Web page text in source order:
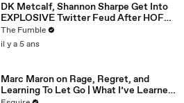
DK Metcalf, Shannon Sharpe Get Into
EXPLOSIVE Twitter Feud After HOFer
Calls Out Seahawks WR
The Fumble
il y a 5 ans
Marc Maron on Rage, Regret, and
Learning To Let Go | What I’ve Learned